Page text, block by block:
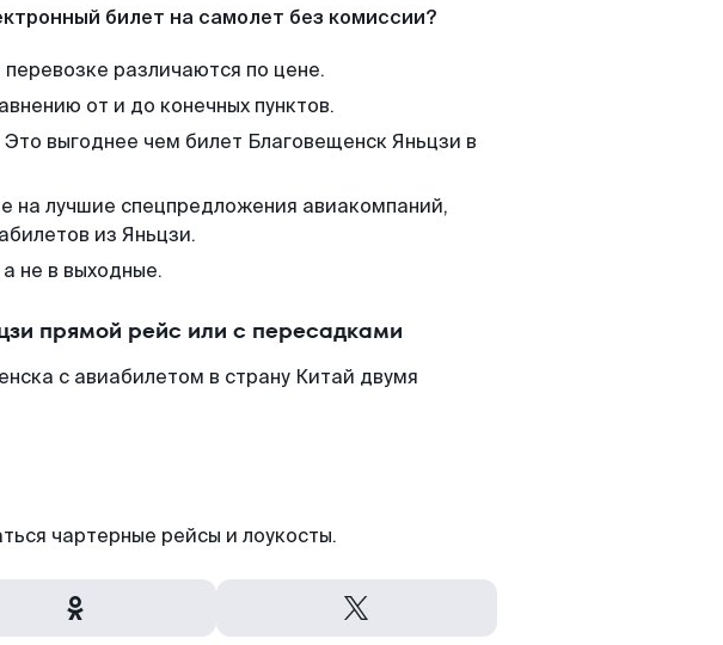
билет на самолет без комиссии?
различаются по цене.
от и до конечных пунктов.
выгоднее чем билет Благовещенск Яньцзи в
на лучшие спецпредложения авиакомпаний,
из Яньцзи.
не в выходные.
прямой рейс или с пересадками
с авиабилетом в страну Китай двумя
чартерные рейсы и лоукосты.